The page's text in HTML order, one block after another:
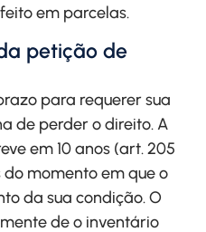
em parcelas.
petição de
para requerer sua
de perder o direito. A
em 10 anos (art. 205
momento em que o
da sua condição. O
de o inventário